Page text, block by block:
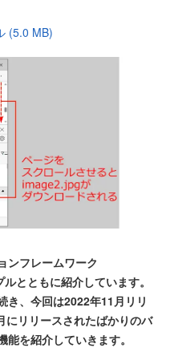
(5.0 MB)
ンフレームワーク
とともに紹介しています。
き、今回は2022年11月リリ
にリリースされたばかりのバ
を紹介していきます。